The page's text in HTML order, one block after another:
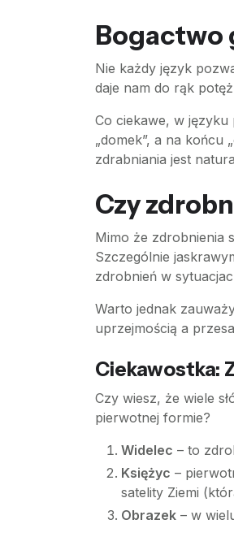
Bogactwo
Nie każdy język
daje nam do rąk
Co ciekawe, w języku
„domek”, a na końcu
zdrabniania jest
Czy
Mimo że zdrobnienia
Szczególnie
zdrobnień w
Warto jednak
uprzejmością a
Ciekawostka:
Czy wiesz, że wiele
pierwotnej formie?
Widelec – to
Księżyc –
satelity Ziemi
Obrazek – w